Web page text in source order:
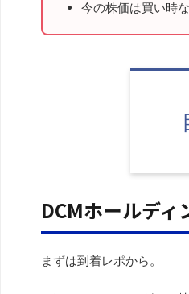
今の株価は買い時
DCMホールデ
まずは到着レポから。